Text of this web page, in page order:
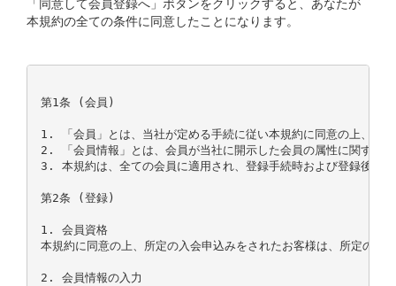
本規約の全ての条件に同意したことになります。
第1条 (会員)
1. 「会員」とは、当社が定める手続に従い本規約に同意の上、入
2. 「会員情報」とは、会員が当社に開示した会員の属性に関する
3. 本規約は、全ての会員に適用され、登録手続時および登録後に
第2条 (登録)
1. 会員資格
本規約に同意の上、所定の入会申込みをされたお客様は、所定の登
2. 会員情報の入力